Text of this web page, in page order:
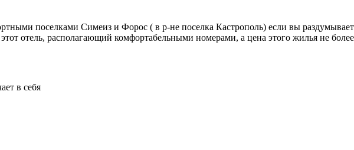
поселками Симеиз и Форос ( в р-не поселка Кастрополь) если вы
отель, располагающий комфортабельными номерами, а цена этого жилья не
в себя